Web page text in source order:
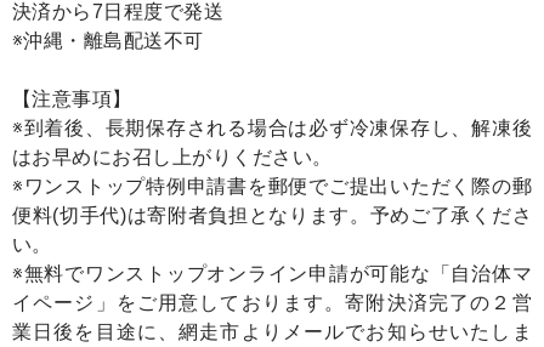
決済から7日程度で発送
※沖縄・離島配送不可
【注意事項】
※到着後、長期保存される場合は必ず冷凍保存し、解凍後
はお早めにお召し上がりください。
※ワンストップ特例申請書を郵便でご提出いただく際の郵
便料(切手代)は寄附者負担となります。予めご了承くださ
い。
※無料でワンストップオンライン申請が可能な「自治体マ
イページ」をご用意しております。寄附決済完了の２営
業日後を目途に、網走市よりメールでお知らせいたしま